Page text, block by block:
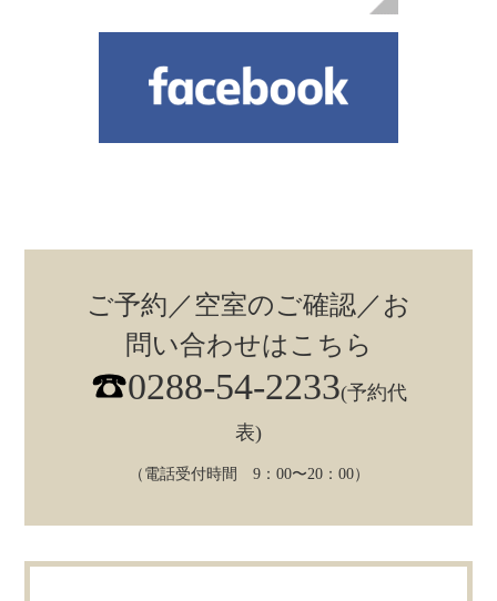
ご予約／空室のご確認／お
問い合わせはこちら
0288-54-2233(予約代
表)
（電話受付時間 9：00〜20：00）